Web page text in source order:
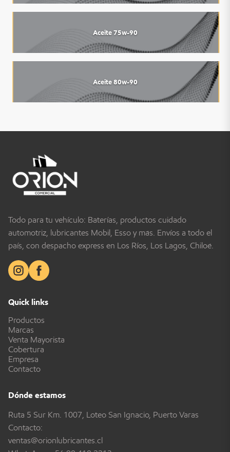
Aceite 75w-90
Aceite 80w-90
Todo para tu vehículo: Baterías, productos cuidado
automotriz, lubricantes Mobil, Esso y más. Envíos a todo el
país, con despacho express en Los Ríos, Los Lagos, Chiloé.
Quick links
Productos
Marcas
Venta Mayorista
Cobertura
Empresa
Contacto
Dónde estamos
Ruta 5 Sur Km. 1007, Loteo San Ignacio, Puerto Varas
Contacto:
ventas@orionlubricantes.cl